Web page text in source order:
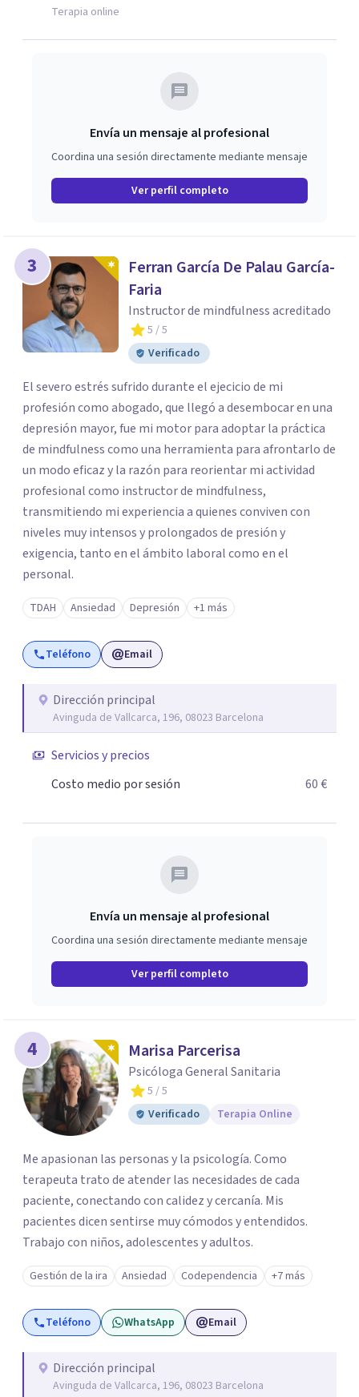
respetuoso, humano y orientado a generar un espacio de
Terapia online
Envía un mensaje al profesional
Coordina una sesión directamente mediante mensaje
Ver perfil completo
3
Ferran García De Palau García-
Faria
Instructor de mindfulness acreditado
5 / 5
Verificado
El severo estrés sufrido durante el ejecicio de mi
profesión como abogado, que llegó a desembocar en una
depresión mayor, fue mi motor para adoptar la práctica
de mindfulness como una herramienta para afrontarlo de
un modo eficaz y la razón para reorientar mi actividad
profesional como instructor de mindfulness,
transmitiendo mi experiencia a quienes conviven con
niveles muy intensos y prolongados de presión y
exigencia, tanto en el ámbito laboral como en el
personal.
TDAH Ansiedad Depresión +1 más
Teléfono Email
Dirección principal
Avinguda de Vallcarca, 196, 08023 Barcelona
Servicios y precios
Costo medio por sesión
60 €
Envía un mensaje al profesional
Coordina una sesión directamente mediante mensaje
Ver perfil completo
4 Marisa Parcerisa
Psicóloga General Sanitaria
5 / 5
Verificado
Terapia Online
Me apasionan las personas y la psicología. Como
terapeuta trato de atender las necesidades de cada
paciente, conectando con calidez y cercanía. Mis
pacientes dicen sentirse muy cómodos y entendidos.
Trabajo con niños, adolescentes y adultos.
Gestión de la ira Ansiedad Codependencia +7 más
Teléfono WhatsApp Email
Dirección principal
Avinguda de Vallcarca, 196, 08023 Barcelona